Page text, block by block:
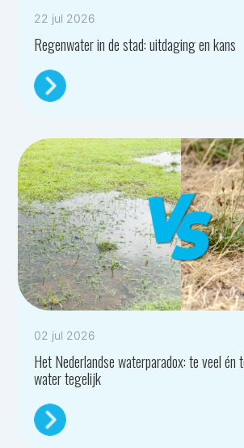
22 jul 2026
Regenwater in de stad: uitdaging en kans
02 jul 2026
Het Nederlandse waterparadox: te veel én
water tegelijk